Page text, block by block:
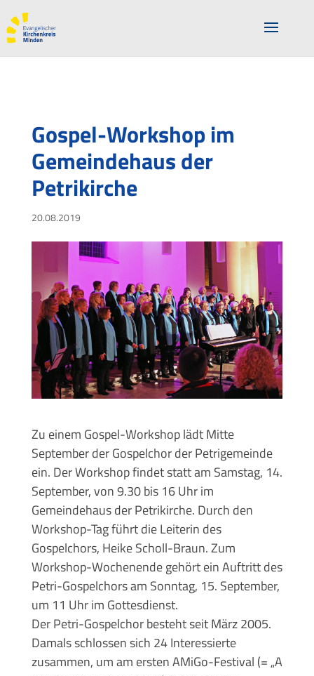
Gospel-Workshop im
Gemeindehaus der
Petrikirche
20.08.2019
Zu einem Gospel-Workshop lädt Mitte
September der Gospelchor der Petrigemeinde
ein. Der Workshop findet statt am Samstag, 14.
September, von 9.30 bis 16 Uhr im
Gemeindehaus der Petrikirche. Durch den
Workshop-Tag führt die Leiterin des
Gospelchors, Heike Scholl-Braun. Zum
Workshop-Wochenende gehört ein Auftritt des
Petri-Gospelchors am Sonntag, 15. September,
um 11 Uhr im Gottesdienst.
Der Petri-Gospelchor besteht seit März 2005.
Damals schlossen sich 24 Interessierte
zusammen, um am ersten AMiGo-Festival (= „A